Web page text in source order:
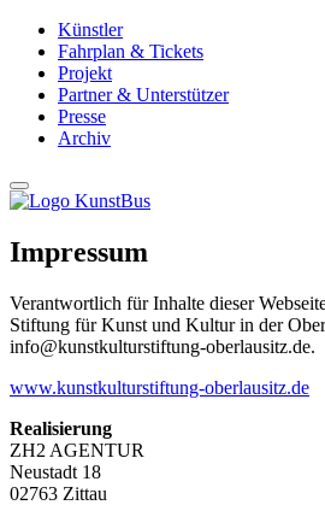
Künstler
Fahrplan & Tickets
Projekt
Partner & Unterstützer
Presse
Archiv
Impressum
Verantwortlich für Inhalte dieser
Stiftung für Kunst und Kultur in der
info@kunstkulturstiftung-oberlausitz.de.
www.kunstkulturstiftung-oberlausitz.de
Realisierung
ZH2 AGENTUR
Neustadt 18
02763 Zittau